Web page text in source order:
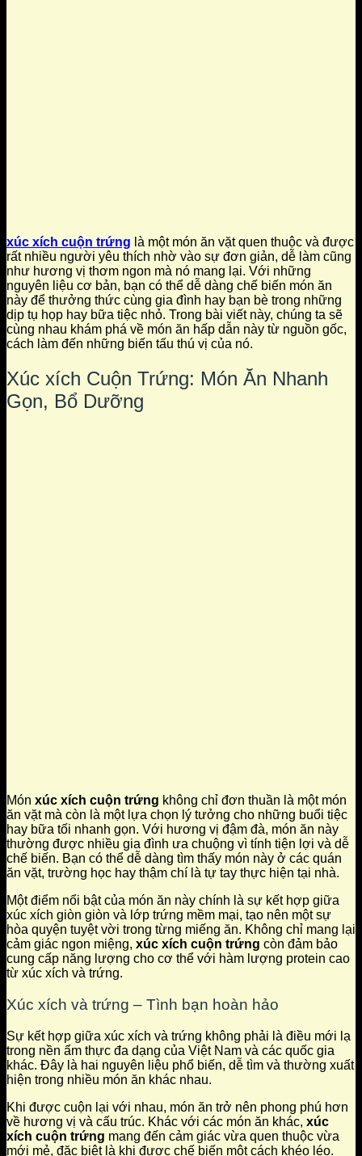
xúc xích cuộn trứng là một món ăn vặt quen thuộc và được
rất nhiều người yêu thích nhờ vào sự đơn giản, dễ làm cũng
như hương vị thơm ngon mà nó mang lại. Với những
nguyên liệu cơ bản, bạn có thể dễ dàng chế biến món ăn
này để thưởng thức cùng gia đình hay bạn bè trong những
dịp tụ họp hay bữa tiệc nhỏ. Trong bài viết này, chúng ta sẽ
cùng nhau khám phá về món ăn hấp dẫn này từ nguồn gốc,
cách làm đến những biến tấu thú vị của nó.
Xúc xích Cuộn Trứng: Món Ăn Nhanh
Gọn, Bổ Dưỡng
Món xúc xích cuộn trứng không chỉ đơn thuần là một món
ăn vặt mà còn là một lựa chọn lý tưởng cho những buổi tiệc
hay bữa tối nhanh gọn. Với hương vị đậm đà, món ăn này
thường được nhiều gia đình ưa chuộng vì tính tiện lợi và dễ
chế biến. Bạn có thể dễ dàng tìm thấy món này ở các quán
ăn vặt, trường học hay thậm chí là tự tay thực hiện tại nhà.
Một điểm nổi bật của món ăn này chính là sự kết hợp giữa
xúc xích giòn giòn và lớp trứng mềm mại, tạo nên một sự
hòa quyện tuyệt vời trong từng miếng ăn. Không chỉ mang lại
cảm giác ngon miệng, xúc xích cuộn trứng còn đảm bảo
cung cấp năng lượng cho cơ thể với hàm lượng protein cao
từ xúc xích và trứng.
Xúc xích và trứng – Tình bạn hoàn hảo
Sự kết hợp giữa xúc xích và trứng không phải là điều mới lạ
trong nền ẩm thực đa dạng của Việt Nam và các quốc gia
khác. Đây là hai nguyên liệu phổ biến, dễ tìm và thường xuất
hiện trong nhiều món ăn khác nhau.
Khi được cuộn lại với nhau, món ăn trở nên phong phú hơn
về hương vị và cấu trúc. Khác với các món ăn khác, xúc
xích cuộn trứng mang đến cảm giác vừa quen thuộc vừa
mới mẻ, đặc biệt là khi được chế biến một cách khéo léo.